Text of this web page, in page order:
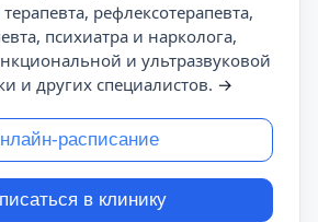
рефлексотерапевта,
психиатра и нарколога,
и ультразвуковой
и других специалистов. →
расписание
в клинику